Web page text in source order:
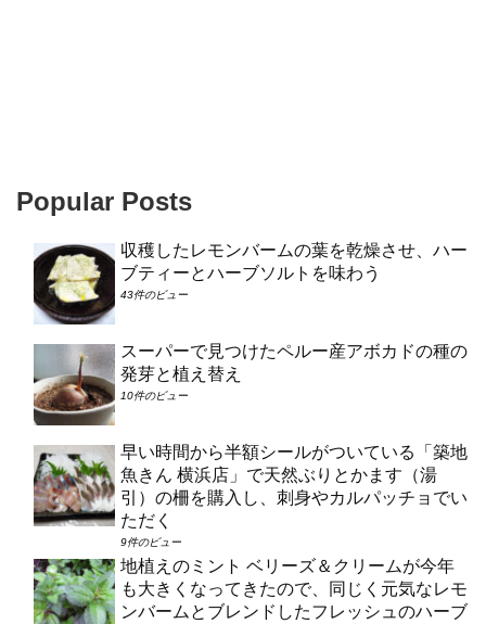
Popular Posts
収穫したレモンバームの葉を乾燥させ、ハー
ブティーとハーブソルトを味わう
43件のビュー
スーパーで見つけたペルー産アボカドの種の
発芽と植え替え
10件のビュー
早い時間から半額シールがついている「築地
魚きん 横浜店」で天然ぶりとかます（湯
引）の柵を購入し、刺身やカルパッチョでい
ただく
9件のビュー
地植えのミント ベリーズ＆クリームが今年
も大きくなってきたので、同じく元気なレモ
ンバームとブレンドしたフレッシュのハーブ